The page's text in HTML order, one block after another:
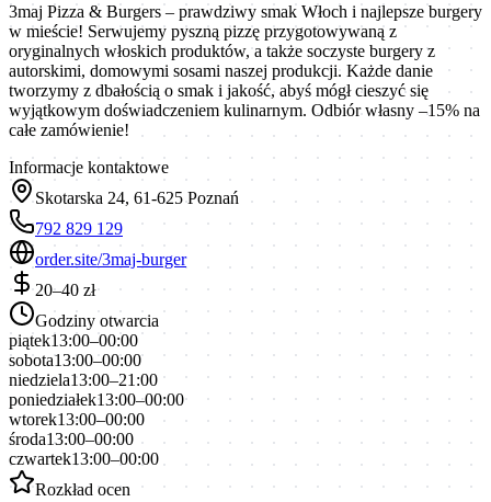
3maj Pizza & Burgers – prawdziwy smak Włoch i najlepsze burgery
w mieście! Serwujemy pyszną pizzę przygotowywaną z
oryginalnych włoskich produktów, a także soczyste burgery z
autorskimi, domowymi sosami naszej produkcji. Każde danie
tworzymy z dbałością o smak i jakość, abyś mógł cieszyć się
wyjątkowym doświadczeniem kulinarnym. Odbiór własny –15% na
całe zamówienie!
Informacje kontaktowe
Skotarska 24, 61-625 Poznań
792 829 129
order.site/3maj-burger
20–40 zł
Godziny otwarcia
piątek13:00–00:00
sobota13:00–00:00
niedziela13:00–21:00
poniedziałek13:00–00:00
wtorek13:00–00:00
środa13:00–00:00
czwartek13:00–00:00
Rozkład ocen